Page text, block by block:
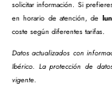
solicitar información. Si
en horario de atención, de
coste según diferentes tarifas.
Datos actualizados con
Ibérico. La protección de
vigente.